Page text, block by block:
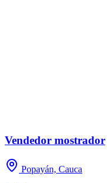
Vendedor mostrador
Popayán, Cauca